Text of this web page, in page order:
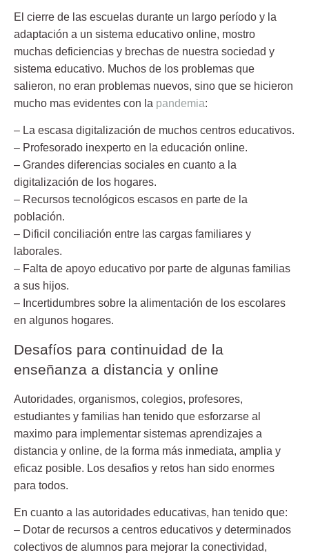
El cierre de las escuelas durante un largo período y la
adaptación a un sistema educativo online, mostro
muchas deficiencias y brechas de nuestra sociedad y
sistema educativo. Muchos de los problemas que
salieron, no eran problemas nuevos, sino que se hicieron
mucho mas evidentes con la pandemia:
– La escasa digitalización de muchos centros educativos.
– Profesorado inexperto en la educación online.
– Grandes diferencias sociales en cuanto a la
digitalización de los hogares.
– Recursos tecnológicos escasos en parte de la
población.
– Dificil conciliación entre las cargas familiares y
laborales.
– Falta de apoyo educativo por parte de algunas familias
a sus hijos.
– Incertidumbres sobre la alimentación de los escolares
en algunos hogares.
Desafíos para continuidad de la
enseñanza a distancia y online
Autoridades, organismos, colegios, profesores,
estudiantes y familias han tenido que esforzarse al
maximo para implementar sistemas aprendizajes a
distancia y online, de la forma más inmediata, amplia y
eficaz posible. Los desafios y retos han sido enormes
para todos.
En cuanto a las autoridades educativas, han tenido que:
– Dotar de recursos a centros educativos y determinados
colectivos de alumnos para mejorar la conectividad,